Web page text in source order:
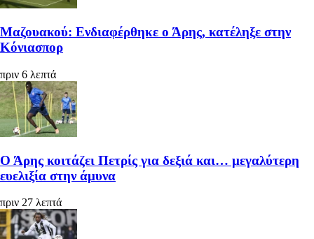
Μαζουακού: Ενδιαφέρθηκε ο Άρης, κατέληξε στην
Κόνιασπορ
πριν 6 λεπτά
Ο Άρης κοιτάζει Πετρίς για δεξιά και… μεγαλύτερη
ευελιξία στην άμυνα
πριν 27 λεπτά